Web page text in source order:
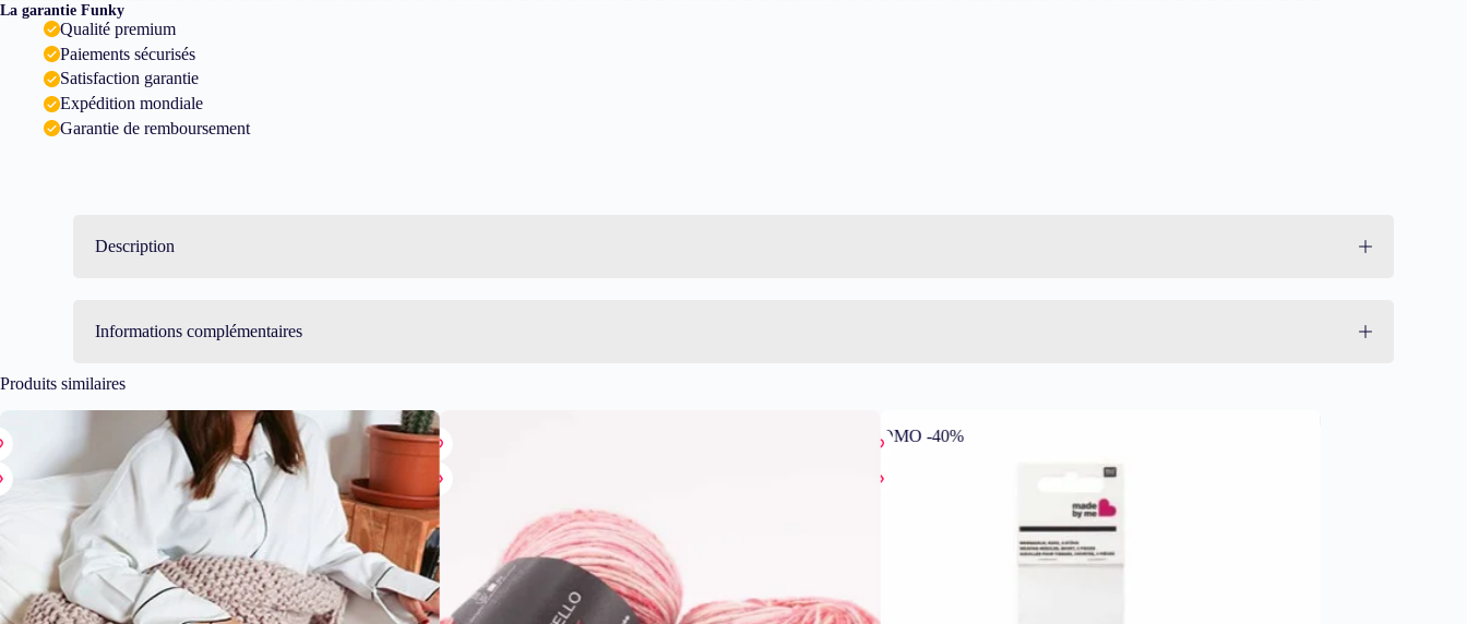
La garantie Funky
Qualité premium
Paiements sécurisés
Satisfaction garantie
Expédition mondiale
Garantie de remboursement
Description
Informations complémentaires
Produits similaires
PROMO -40%